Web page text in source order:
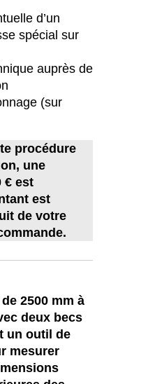
d’un
spécial sur
auprès de
(sur
procédure
une
€ est
est
de votre
2500 mm à
deux becs
un outil de
mesurer